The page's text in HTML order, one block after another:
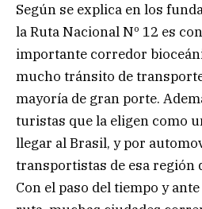
Según se explica en los
la Ruta Nacional Nº 12 es
importante corredor
mucho tránsito de
mayoría de gran porte.
turistas que la eligen como
llegar al Brasil, y por
transportistas de esa región
Con el paso del tiempo y